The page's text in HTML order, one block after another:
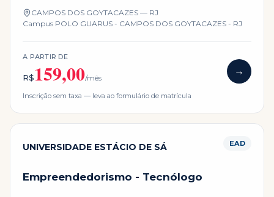
CAMPOS DOS GOYTACAZES — RJ
Campus POLO GUARUS - CAMPOS DOS GOYTACAZES - RJ
A PARTIR DE
R$159,00/mês
→
Inscrição sem taxa — leva ao formulário de matrícula
UNIVERSIDADE ESTÁCIO DE SÁ EAD
Empreendedorismo - Tecnólogo